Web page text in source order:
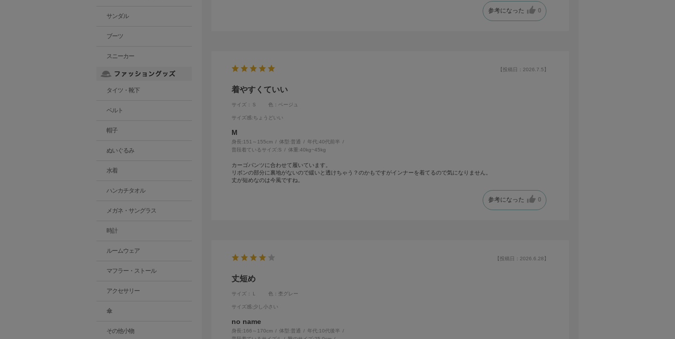
参考になった 0
【投稿日：2026.7.5】
着やすくていい
サイズ：Ｓ 色：ベージュ
サイズ感:ちょうどいい
M
身長:151～155cm 体型: 普通 年代:40代前半
普段着ているサイズ:S 体重:40kg~45kg
カーゴパンツに合わせて履いています。
リボンの部分に裏地がないので緩いと透けちゃう？のかもですがインナーを着てるので気になりません。
丈が短めなのは今風ですね。
参考になった 0
【投稿日：2026.6.28】
丈短め
サイズ：Ｌ 色：杢グレー
サイズ感:少し小さい
no name
身長:166～170cm 体型: 普通 年代:10代後半
サンダル
ブーツ
スニーカー
タイツ・靴下
ベルト
帽子
ぬいぐるみ
水着
ハンカチタオル
メガネ・サングラス
時計
ルームウェア
マフラー・ストール
アクセサリー
傘
その他小物